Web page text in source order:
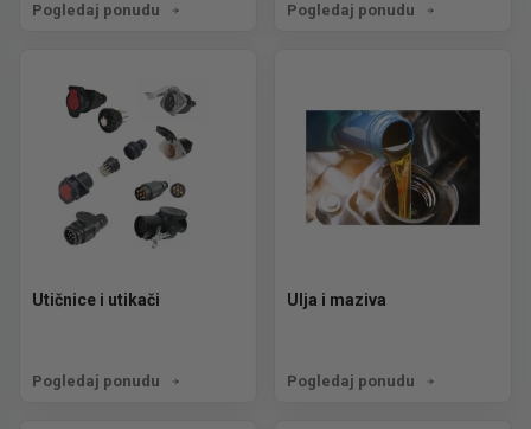
Pogledaj ponudu Pogledaj ponudu
Utičnice i utikači
Pogledaj ponudu
Ulja i maziva
Pogledaj ponudu